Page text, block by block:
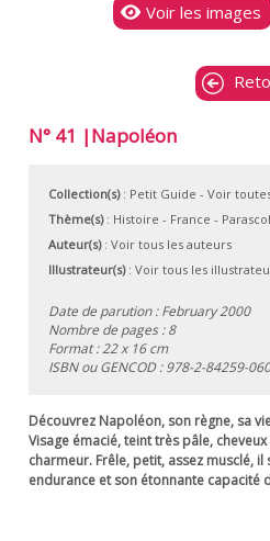
Voir les images
N° 41 |Napoléon
Collection(s): Petit Guide - Voir
Thème(s): Histoire - France -
Auteur(s): Voir tous les auteurs
Illustrateur(s): Voir tous les
Date de parution : February 2000
Nombre de pages : 8
Format : 22 x 16 cm
ISBN ou GENCOD :978-2-84259-
Découvrez Napoléon, son règne, sa
Visage émacié, teint très pâle,
charmeur. Frêle, petit, assez musclé,
endurance et son étonnante capacité